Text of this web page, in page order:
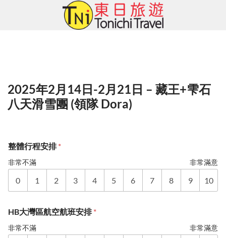
2025年2月14日-2月21日 – 藏王+雫石
八天滑雪團 (領隊 Dora)
整體行程安排*
非常不滿 非常滿意
0 1 2 3 4 5 6 7 8 9 10
HB大灣區航空航班安排*
非常不滿 非常滿意